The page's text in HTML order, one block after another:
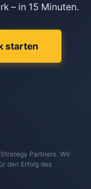
– in 15 Minuten.
starten
Partners. Wir
den Erfolg des